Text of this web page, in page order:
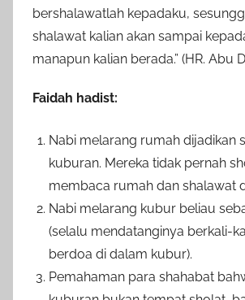
bershalawatlah kepadaku,
shalawat kalian akan sampai
manapun kalian berada.” (HR. Abu
Faidah hadist:
Nabi melarang rumah dijadikan
kuburan. Mereka tidak pernah
membaca rumah dan shalawat
Nabi melarang kubur beliau
(selalu mendatanginya berkali-
berdoa di dalam kubur).
Pemahaman para shahabat